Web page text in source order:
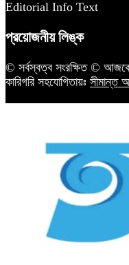
Editorial Info Text
প্রয়োজনীয় লিঙ্ক
© সর্বস্বত্ব সংরক্ষিত ©
কারিগরি সহযোগিতায়ঃ সীমান্ত